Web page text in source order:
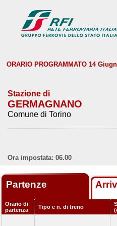
ORARIO PROGRAMMATO 14
Stazione di
GERMAGNANO
Comune di Torino
Ora impostata: 06.00
Partenze
Orario di
partenza
Tipo e n. di treno